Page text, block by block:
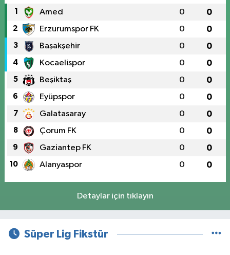
1 Amed 0 0
2 Erzurumspor FK 0 0
3 Başakşehir 0 0
4 Kocaelispor 0 0
5 Beşiktaş 0 0
6 Eyüpspor 0 0
7 Galatasaray 0 0
8 Çorum FK 0 0
9 Gaziantep FK 0 0
10 Alanyaspor 0 0
Detaylar için tıklayın
Süper Lig Fikstür